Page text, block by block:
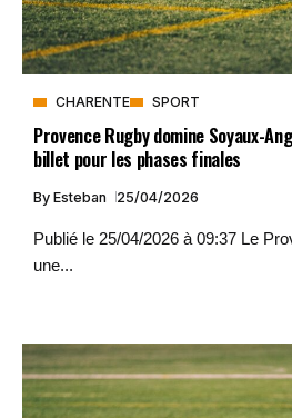
CHARENTE SPORT
Provence Rugby domine Soyaux-
billet pour les phases finales
By Esteban 25/04/2026
Publié le 25/04/2026 à 09:37 Le
une...